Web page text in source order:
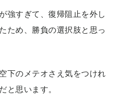
強すぎて、復帰阻止を外し
ため、勝負の選択肢と思っ
下のメテオさえ気をつけれ
と思います。